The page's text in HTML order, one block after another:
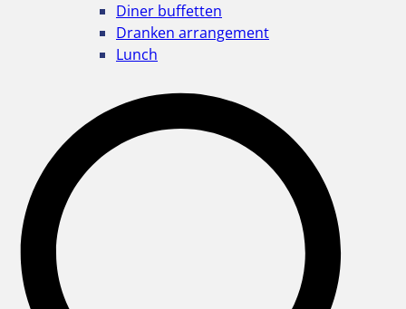
Diner buffetten
Dranken arrangement
Lunch